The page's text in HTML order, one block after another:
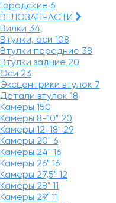
Городские 6
ВЕЛОЗАПЧАСТИ
Вилки 34
Втулки, оси 108
Втулки передние 38
Втулки задние 20
Оси 23
Эксцентрики втулок 7
Детали втулок 18
Камеры 150
Камеры 8-10" 20
Камеры 12-18" 29
Камеры 20" 6
Камеры 24" 16
Камеры 26" 16
Камеры 27,5" 12
Камеры 28" 11
Камеры 29" 11